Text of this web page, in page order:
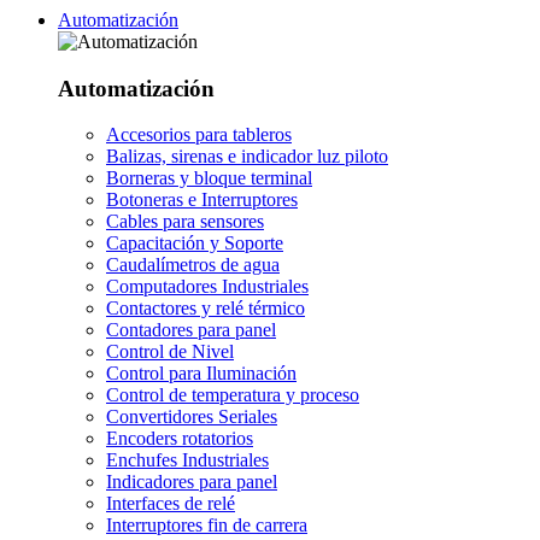
Automatización
Automatización
Accesorios para tableros
Balizas, sirenas e indicador luz piloto
Borneras y bloque terminal
Botoneras e Interruptores
Cables para sensores
Capacitación y Soporte
Caudalímetros de agua
Computadores Industriales
Contactores y relé térmico
Contadores para panel
Control de Nivel
Control para Iluminación
Control de temperatura y proceso
Convertidores Seriales
Encoders rotatorios
Enchufes Industriales
Indicadores para panel
Interfaces de relé
Interruptores fin de carrera